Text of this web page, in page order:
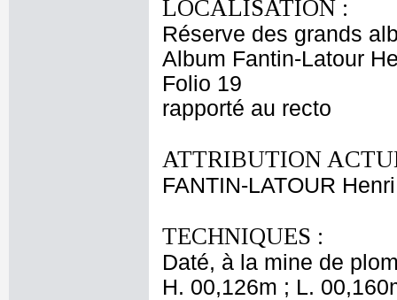
LOCALISATION :
Réserve des grands
Album Fantin-Latour
Folio 19
rapporté au recto
ATTRIBUTION
FANTIN-LATOUR Henri
TECHNIQUES :
Daté, à la mine de
H. 00,126m ; L.